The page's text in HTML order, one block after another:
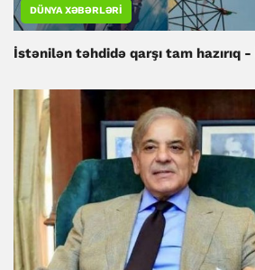
DÜNYA XƏBƏRLƏRI
İstənilən təhdidə qarşı tam hazırıq